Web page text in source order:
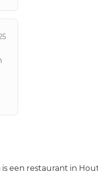
een restaurant in